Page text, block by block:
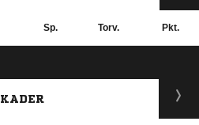
Sp. Torv. Pkt.
KADER